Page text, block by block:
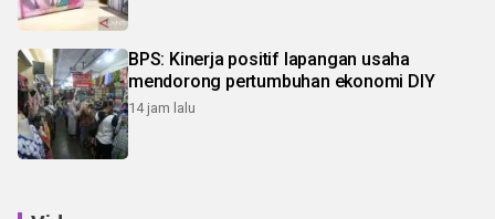
BPS: Kinerja positif lapangan usaha
mendorong pertumbuhan ekonomi DIY
14 jam lalu